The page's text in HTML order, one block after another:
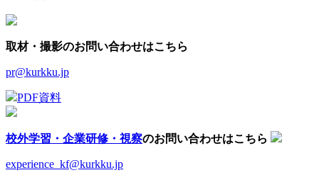
取材・撮影のお問い合わせはこちら
pr@kurkku.jp
PDF資料
校外学習・企業研修・視察のお問い合わせはこちら
experience_kf@kurkku.jp